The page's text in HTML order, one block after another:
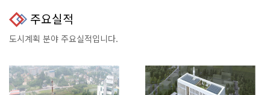
주요실적
도시계획 분야 주요실적입니다.